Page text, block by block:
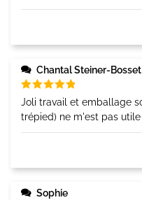
Chantal Steiner-Bosset
Note5
sur 5
Joli travail et emballage
trépied) ne m'est pas utile
Sophie